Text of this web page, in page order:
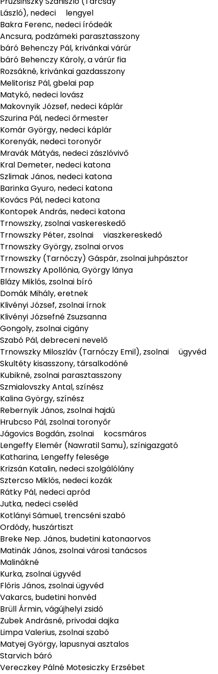
László), nedeci lengyel
Bakra Ferenc, nedeci íródeák
Ancsura, podzámeki parasztasszony
báró Behenczy Pál, krivánkai várúr
báró Behenczy Károly, a várúr fia
Rozsákné, krivánkai gazdasszony
Melitorisz Pál, gbelai pap
Matykó, nedeci lovász
Makovnyik József, nedeci káplár
Szurina Pál, nedeci őrmester
Komár György, nedeci káplár
Korenyák, nedeci toronyőr
Mravák Mátyás, nedeci zászlóvivő
Kral Demeter, nedeci katona
Szlimak János, nedeci katona
Barinka Gyuro, nedeci katona
Kovács Pál, nedeci katona
Kontopek András, nedeci katona
Trnowszky, zsolnai vaskereskedő
Trnowszky Péter, zsolnai viaszkereskedő
Trnowszky György, zsolnai orvos
Trnowszky (Tarnóczy) Gáspár, zsolnai juhpásztor
Trnowszky Apollónia, György lánya
Blázy Miklós, zsolnai bíró
Domák Mihály, eretnek
Klivényi József, zsolnai írnok
Klivényi Józsefné Zsuzsanna
Gongoly, zsolnai cigány
Szabó Pál, debreceni nevelő
Trnowszky Miloszláv (Tarnóczy Emil), zsolnai ügyvéd
Skultéty kisasszony, társalkodóné
Kubikné, zsolnai parasztasszony
Szmialovszky Antal, színész
Kalina György, színész
Rebernyik János, zsolnai hajdú
Hrubcso Pál, zsolnai toronyőr
Jágovics Bogdán, zsolnai kocsmáros
Lengeffy Elemér (Nawratil Samu), színigazgató
Katharina, Lengeffy felesége
Krizsán Katalin, nedeci szolgálólány
Sztercso Miklós, nedeci kozák
Rátky Pál, nedeci apród
Jutka, nedeci cseléd
Kotlányi Sámuel, trencséni szabó
Ordódy, huszártiszt
Breke Nep. János, budetini katonaorvos
Matinák János, zsolnai városi tanácsos
Malinákné
Kurka, zsolnai ügyvéd
Flóris János, zsolnai ügyvéd
Vakarcs, budetini honvéd
Brüll Ármin, vágújhelyi zsidó
Zubek Andrásné, privodai dajka
Limpa Valerius, zsolnai szabó
Matyej György, lapusnyai asztalos
Starvich báró
Vereczkey Pálné Motesiczky Erzsébet